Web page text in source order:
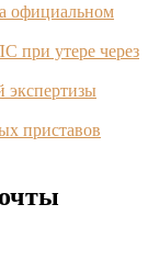
официальном
при утере через
экспертизы
приставов